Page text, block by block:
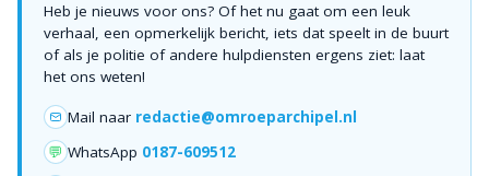
Heb je nieuws voor ons? Of het nu gaat om een leuk
verhaal, een opmerkelijk bericht, iets dat speelt in de buurt
of als je politie of andere hulpdiensten ergens ziet: laat
het ons weten!
Mail naar redactie@omroeparchipel.nl
💬 WhatsApp 0187-609512